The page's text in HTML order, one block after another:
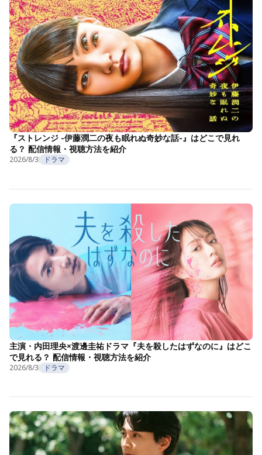
『ストレンジ -伊藤潤二の夜も眠れぬ奇妙な話-』はどこで見れ
る？ 配信情報・視聴方法を紹介
2026/8/3 ドラマ
主演・内田理央×渡邊圭祐ドラマ『夫を殺したはずなのに』はどこ
で見れる？ 配信情報・視聴方法を紹介
2026/8/3 ドラマ